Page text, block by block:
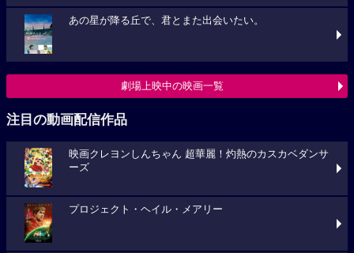
あの星が降る丘で、君とまた出会いたい。
劇場上映中の映画一覧
注目の動画配信作品
映画クレヨンしんちゃん 超華麗！灼熱のカスカベダンサ
ーズ
プロジェクト・ヘイル・メアリー